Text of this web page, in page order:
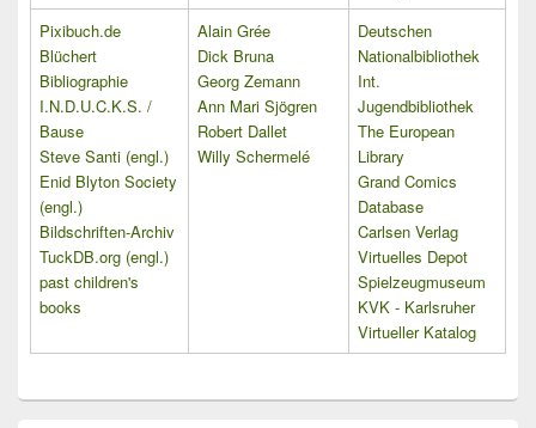
Pixibuch.de
Blüchert
Bibliographie
I.N.D.U.C.K.S. /
Bause
Steve Santi (engl.)
Enid Blyton Society
(engl.)
Bildschriften-Archiv
TuckDB.org (engl.)
past children's
books
Alain Grée
Dick Bruna
Georg Zemann
Ann Mari Sjögren
Robert Dallet
Willy Schermelé
Deutschen
Nationalbibliothek
Int.
Jugendbibliothek
The European
Library
Grand Comics
Database
Carlsen Verlag
Virtuelles Depot
Spielzeugmuseum
KVK - Karlsruher
Virtueller Katalog